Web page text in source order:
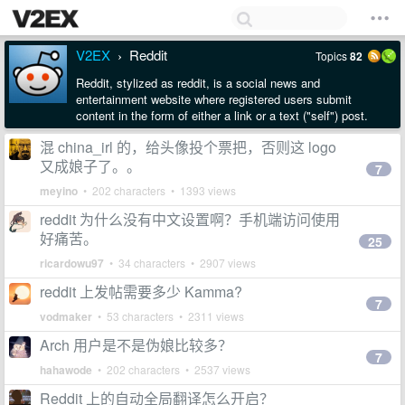
V2EX › Reddit Topics82
Reddit, stylized as reddit, is a social news and
entertainment website where registered users submit
content in the form of either a link or a text ("self") post.
混 china_irl 的，给头像投个票把，否则这 logo
又成娘子了。。
meyino • 202 characters • 1393 views
7
reddit 为什么没有中文设置啊？手机端访问使用
好痛苦。
ricardowu97 • 34 characters • 2907 views
25
reddit 上发帖需要多少 Kamma?
vodmaker • 53 characters • 2311 views
7
Arch 用户是不是伪娘比较多？
hahawode • 202 characters • 2537 views
7
Reddit 上的自动全局翻译怎么开启？